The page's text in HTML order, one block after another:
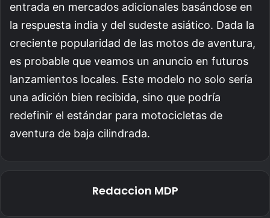
entrada en mercados adicionales basándose en
la respuesta india y del sudeste asiático. Dada la
creciente popularidad de las motos de aventura,
es probable que veamos un anuncio en futuros
lanzamientos locales. Este modelo no solo sería
una adición bien recibida, sino que podría
redefinir el estándar para motocicletas de
aventura de baja cilindrada.
Redaccion MDP